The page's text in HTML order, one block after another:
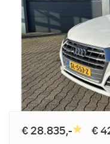
€ 28.835,- €